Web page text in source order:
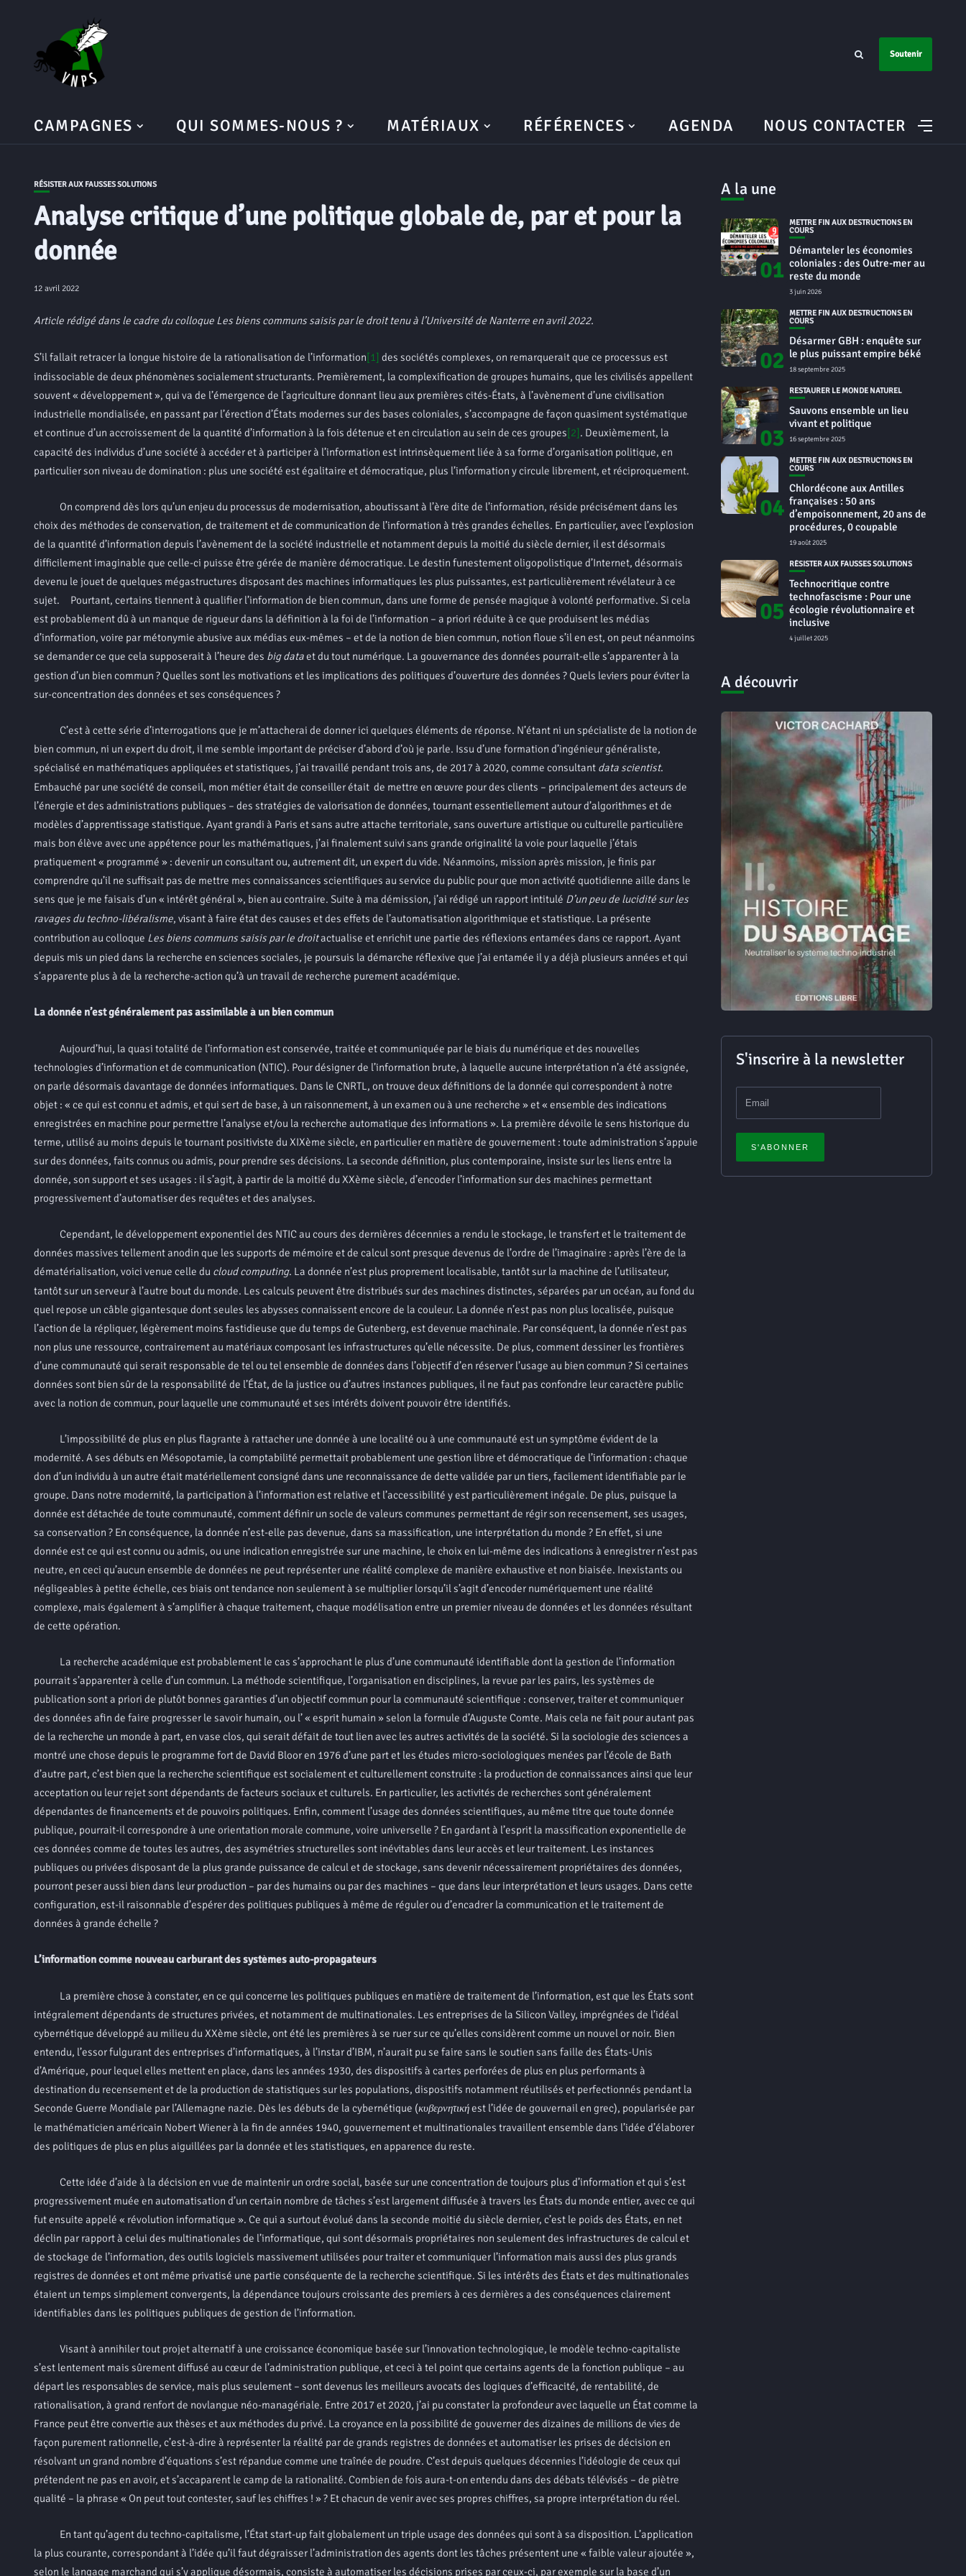
Soutenir
CAMPAGNES QUI SOMMES-NOUS ? MATÉRIAUX RÉFÉRENCES AGENDA NOUS CONTACTER
RÉSISTER AUX FAUSSES SOLUTIONS
Analyse critique d’une politique globale de, par et pour la
donnée
12 avril 2022
Article rédigé dans le cadre du colloque Les biens communs saisis par le droit tenu à l’Université de Nanterre en avril 2022.
S’il fallait retracer la longue histoire de la rationalisation de l’information[1] des sociétés complexes, on remarquerait que ce processus est
indissociable de deux phénomènes socialement structurants. Premièrement, la complexification de groupes humains, que les civilisés appellent
souvent « développement », qui va de l’émergence de l’agriculture donnant lieu aux premières cités-États, à l’avènement d’une civilisation
industrielle mondialisée, en passant par l’érection d’États modernes sur des bases coloniales, s’accompagne de façon quasiment systématique
et continue d’un accroissement de la quantité d’information à la fois détenue et en circulation au sein de ces groupes[2]. Deuxièmement, la
capacité des individus d’une société à accéder et à participer à l’information est intrinsèquement liée à sa forme d’organisation politique, en
particulier son niveau de domination : plus une société est égalitaire et démocratique, plus l’information y circule librement, et réciproquement.
On comprend dès lors qu’un enjeu du processus de modernisation, aboutissant à l’ère dite de l’information, réside précisément dans les
choix des méthodes de conservation, de traitement et de communication de l’information à très grandes échelles. En particulier, avec l’explosion
de la quantité d’information depuis l’avènement de la société industrielle et notamment depuis la moitié du siècle dernier, il est désormais
difficilement imaginable que celle-ci puisse être gérée de manière démocratique. Le destin funestement oligopolistique d’Internet, désormais
devenu le jouet de quelques mégastructures disposant des machines informatiques les plus puissantes, est particulièrement révélateur à ce
sujet. Pourtant, certains tiennent à qualifier l’information de bien commun, dans une forme de pensée magique à volonté performative. Si cela
est probablement dû à un manque de rigueur dans la définition à la foi de l’information – a priori réduite à ce que produisent les médias
d’information, voire par métonymie abusive aux médias eux-mêmes – et de la notion de bien commun, notion floue s’il en est, on peut néanmoins
se demander ce que cela supposerait à l’heure des big dataet du tout numérique. La gouvernance des données pourrait-elle s’apparenter à la
gestion d’un bien commun ? Quelles sont les motivations et les implications des politiques d’ouverture des données ? Quels leviers pour éviter la
sur-concentration des données et ses conséquences ?
C’est à cette série d’interrogations que je m’attacherai de donner ici quelques éléments de réponse. N’étant ni un spécialiste de la notion de
bien commun, ni un expert du droit, il me semble important de préciser d’abord d’où je parle. Issu d’une formation d’ingénieur généraliste,
spécialisé en mathématiques appliquées et statistiques, j’ai travaillé pendant trois ans, de 2017 à 2020, comme consultant data scientist.
Embauché par une société de conseil, mon métier était de conseiller était de mettre en œuvre pour des clients – principalement des acteurs de
l’énergie et des administrations publiques – des stratégies de valorisation de données, tournant essentiellement autour d’algorithmes et de
modèles d’apprentissage statistique. Ayant grandi à Paris et sans autre attache territoriale, sans ouverture artistique ou culturelle particulière
mais bon élève avec une appétence pour les mathématiques, j’ai finalement suivi sans grande originalité la voie pour laquelle j’étais
pratiquement « programmé » : devenir un consultant ou, autrement dit, un expert du vide. Néanmoins, mission après mission, je finis par
comprendre qu’il ne suffisait pas de mettre mes connaissances scientifiques au service du public pour que mon activité quotidienne aille dans le
sens que je me faisais d’un « intérêt général », bien au contraire. Suite à ma démission, j’ai rédigé un rapport intitulé D’un peu de lucidité sur les
ravages du techno-libéralisme, visant à faire état des causes et des effets de l’automatisation algorithmique et statistique. La présente
contribution au colloque Les biens communs saisis par le droitactualise et enrichit une partie des réflexions entamées dans ce rapport. Ayant
depuis mis un pied dans la recherche en sciences sociales, je poursuis la démarche réflexive que j’ai entamée il y a déjà plusieurs années et qui
s’apparente plus à de la recherche-action qu’à un travail de recherche purement académique.
La donnée n’est généralement pas assimilable à un bien commun
Aujourd’hui, la quasi totalité de l’information est conservée, traitée et communiquée par le biais du numérique et des nouvelles
technologies d’information et de communication (NTIC). Pour désigner de l’information brute, à laquelle aucune interprétation n’a été assignée,
on parle désormais davantage de données informatiques. Dans le CNRTL, on trouve deux définitions de la donnée qui correspondent à notre
objet : « ce qui est connu et admis, et qui sert de base, à un raisonnement, à un examen ou à une recherche » et « ensemble des indications
enregistrées en machine pour permettre l’analyse et/ou la recherche automatique des informations ». La première dévoile le sens historique du
terme, utilisé au moins depuis le tournant positiviste du XIXème siècle, en particulier en matière de gouvernement : toute administration s’appuie
sur des données, faits connus ou admis, pour prendre ses décisions. La seconde définition, plus contemporaine, insiste sur les liens entre la
donnée, son support et ses usages : il s’agit, à partir de la moitié du XXème siècle, d’encoder l’information sur des machines permettant
progressivement d’automatiser des requêtes et des analyses.
Cependant, le développement exponentiel des NTIC au cours des dernières décennies a rendu le stockage, le transfert et le traitement de
données massives tellement anodin que les supports de mémoire et de calcul sont presque devenus de l’ordre de l’imaginaire : après l’ère de la
dématérialisation, voici venue celle du cloud computing. La donnée n’est plus proprement localisable, tantôt sur la machine de l’utilisateur,
tantôt sur un serveur à l’autre bout du monde. Les calculs peuvent être distribués sur des machines distinctes, séparées par un océan, au fond du
quel repose un câble gigantesque dont seules les abysses connaissent encore de la couleur. La donnée n’est pas non plus localisée, puisque
l’action de la répliquer, légèrement moins fastidieuse que du temps de Gutenberg, est devenue machinale. Par conséquent, la donnée n’est pas
non plus une ressource, contrairement au matériaux composant les infrastructures qu’elle nécessite. De plus, comment dessiner les frontières
d’une communauté qui serait responsable de tel ou tel ensemble de données dans l’objectif d’en réserver l’usage au bien commun ? Si certaines
données sont bien sûr de la responsabilité de l’État, de la justice ou d’autres instances publiques, il ne faut pas confondre leur caractère public
avec la notion de commun, pour laquelle une communauté et ses intérêts doivent pouvoir être identifiés.
L’impossibilité de plus en plus flagrante à rattacher une donnée à une localité ou à une communauté est un symptôme évident de la
modernité. A ses débuts en Mésopotamie, la comptabilité permettait probablement une gestion libre et démocratique de l’information : chaque
don d’un individu à un autre était matériellement consigné dans une reconnaissance de dette validée par un tiers, facilement identifiable par le
groupe. Dans notre modernité, la participation à l’information est relative et l’accessibilité y est particulièrement inégale. De plus, puisque la
donnée est détachée de toute communauté, comment définir un socle de valeurs communes permettant de régir son recensement, ses usages,
sa conservation ? En conséquence, la donnée n’est-elle pas devenue, dans sa massification, une interprétation du monde ? En effet, si une
donnée est ce qui est connu ou admis, ou une indication enregistrée sur une machine, le choix en lui-même des indications à enregistrer n’est pas
neutre, en ceci qu’aucun ensemble de données ne peut représenter une réalité complexe de manière exhaustive et non biaisée. Inexistants ou
négligeables à petite échelle, ces biais ont tendance non seulement à se multiplier lorsqu’il s’agit d’encoder numériquement une réalité
complexe, mais également à s’amplifier à chaque traitement, chaque modélisation entre un premier niveau de données et les données résultant
de cette opération.
La recherche académique est probablement le cas s’approchant le plus d’une communauté identifiable dont la gestion de l’information
pourrait s’apparenter à celle d’un commun. La méthode scientifique, l’organisation en disciplines, la revue par les pairs, les systèmes de
publication sont a priori de plutôt bonnes garanties d’un objectif commun pour la communauté scientifique : conserver, traiter et communiquer
des données afin de faire progresser le savoir humain, ou l’ « esprit humain » selon la formule d’Auguste Comte. Mais cela ne fait pour autant pas
de la recherche un monde à part, en vase clos, qui serait défait de tout lien avec les autres activités de la société. Si la sociologie des sciences a
montré une chose depuis le programme fort de David Bloor en 1976 d’une part et les études micro-sociologiques menées par l’école de Bath
d’autre part, c’est bien que la recherche scientifique est socialement et culturellement construite : la production de connaissances ainsi que leur
acceptation ou leur rejet sont dépendants de facteurs sociaux et culturels. En particulier, les activités de recherches sont généralement
dépendantes de financements et de pouvoirs politiques. Enfin, comment l’usage des données scientifiques, au même titre que toute donnée
publique, pourrait-il correspondre à une orientation morale commune, voire universelle ? En gardant à l’esprit la massification exponentielle de
ces données comme de toutes les autres, des asymétries structurelles sont inévitables dans leur accès et leur traitement. Les instances
publiques ou privées disposant de la plus grande puissance de calcul et de stockage, sans devenir nécessairement propriétaires des données,
pourront peser aussi bien dans leur production – par des humains ou par des machines – que dans leur interprétation et leurs usages. Dans cette
configuration, est-il raisonnable d’espérer des politiques publiques à même de réguler ou d’encadrer la communication et le traitement de
données à grande échelle ?
L’information comme nouveau carburant des systèmes auto-propagateurs
La première chose à constater, en ce qui concerne les politiques publiques en matière de traitement de l’information, est que les États sont
intégralement dépendants de structures privées, et notamment de multinationales. Les entreprises de la Silicon Valley, imprégnées de l’idéal
cybernétique développé au milieu du XXème siècle, ont été les premières à se ruer sur ce qu’elles considèrent comme un nouvel or noir. Bien
entendu, l’essor fulgurant des entreprises d’informatiques, à l’instar d’IBM, n’aurait pu se faire sans le soutien sans faille des États-Unis
d’Amérique, pour lequel elles mettent en place, dans les années 1930, des dispositifs à cartes perforées de plus en plus performants à
destination du recensement et de la production de statistiques sur les populations, dispositifs notamment réutilisés et perfectionnés pendant la
Seconde Guerre Mondiale par l’Allemagne nazie. Dès les débuts de la cybernétique (κυβερνητικήest l’idée de gouvernail en grec), popularisée par
le mathématicien américain Nobert Wiener à la fin de années 1940, gouvernement et multinationales travaillent ensemble dans l’idée d’élaborer
des politiques de plus en plus aiguillées par la donnée et les statistiques, en apparence du reste.
Cette idée d’aide à la décision en vue de maintenir un ordre social, basée sur une concentration de toujours plus d’information et qui s’est
progressivement muée en automatisation d’un certain nombre de tâches s’est largement diffusée à travers les États du monde entier, avec ce qui
fut ensuite appelé « révolution informatique ». Ce qui a surtout évolué dans la seconde moitié du siècle dernier, c’est le poids des États, en net
déclin par rapport à celui des multinationales de l’informatique, qui sont désormais propriétaires non seulement des infrastructures de calcul et
de stockage de l’information, des outils logiciels massivement utilisées pour traiter et communiquer l’information mais aussi des plus grands
registres de données et ont même privatisé une partie conséquente de la recherche scientifique. Si les intérêts des États et des multinationales
étaient un temps simplement convergents, la dépendance toujours croissante des premiers à ces dernières a des conséquences clairement
identifiables dans les politiques publiques de gestion de l’information.
Visant à annihiler tout projet alternatif à une croissance économique basée sur l’innovation technologique, le modèle techno-capitaliste
s’est lentement mais sûrement diffusé au cœur de l’administration publique, et ceci à tel point que certains agents de la fonction publique – au
départ les responsables de service, mais plus seulement – sont devenus les meilleurs avocats des logiques d’efficacité, de rentabilité, de
rationalisation, à grand renfort de novlangue néo-managériale. Entre 2017 et 2020, j’ai pu constater la profondeur avec laquelle un État comme la
France peut être convertie aux thèses et aux méthodes du privé. La croyance en la possibilité de gouverner des dizaines de millions de vies de
façon purement rationnelle, c’est-à-dire à représenter la réalité par de grands registres de données et automatiser les prises de décision en
résolvant un grand nombre d’équations s’est répandue comme une traînée de poudre. C’est depuis quelques décennies l’idéologie de ceux qui
prétendent ne pas en avoir, et s’accaparent le camp de la rationalité. Combien de fois aura-t-on entendu dans des débats télévisés – de piètre
qualité – la phrase « On peut tout contester, sauf les chiffres ! » ? Et chacun de venir avec ses propres chiffres, sa propre interprétation du réel.
En tant qu’agent du techno-capitalisme, l’État start-up fait globalement un triple usage des données qui sont à sa disposition. L’application
la plus courante, correspondant à l’idée qu’il faut dégraisser l’administration des agents dont les tâches présentent une « faible valeur ajoutée »,
selon le langage marchand qui s’y applique désormais, consiste à automatiser les décisions prises par ceux-ci, par exemple sur la base d’un
A la une
01
METTRE FIN AUX DESTRUCTIONS EN
COURS
Démanteler les économies
coloniales : des Outre-mer au
reste du monde
3 juin 2026
02
METTRE FIN AUX DESTRUCTIONS EN
COURS
Désarmer GBH : enquête sur
le plus puissant empire béké
18 septembre 2025
03
RESTAURER LE MONDE NATUREL
Sauvons ensemble un lieu
vivant et politique
16 septembre 2025
04
METTRE FIN AUX DESTRUCTIONS EN
COURS
Chlordécone aux Antilles
françaises : 50 ans
d’empoisonnement, 20 ans de
procédures, 0 coupable
19 août 2025
05
RÉSISTER AUX FAUSSES SOLUTIONS
Technocritique contre
technofascisme : Pour une
écologie révolutionnaire et
inclusive
4 juillet 2025
A découvrir
S'inscrire à la newsletter